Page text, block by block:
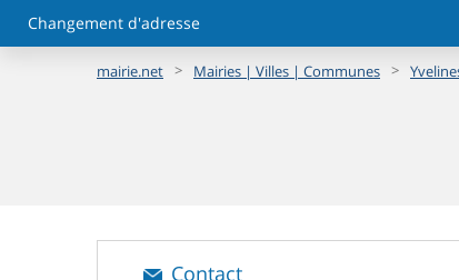
Changement d'adresse
mairie.net > Mairies | Villes | Communes >
Contact